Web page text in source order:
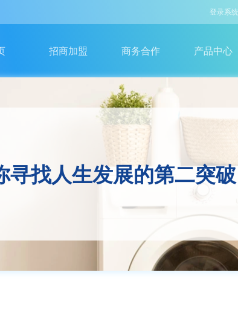
登录系统
技术支
招商加盟
加盟条件
老店加盟
商务合作
产品合作
卡合作
异业合作
奢侈品寄卖
产品中心
联盟产品
寻找人生发展的第二突